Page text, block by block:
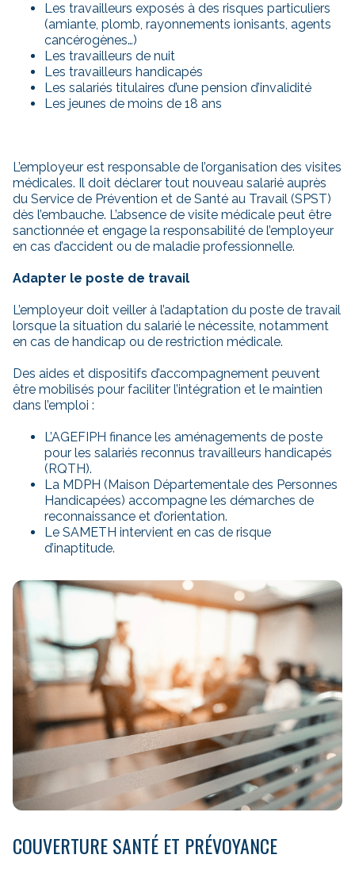
Les travailleurs exposés à des risques particuliers
(amiante, plomb, rayonnements ionisants, agents
cancérogènes…)
Les travailleurs de nuit
Les travailleurs handicapés
Les salariés titulaires d’une pension d’invalidité
Les jeunes de moins de 18 ans
L’employeur est responsable de l’organisation des visites
médicales. Il doit déclarer tout nouveau salarié auprès
du Service de Prévention et de Santé au Travail (SPST)
dès l’embauche. L’absence de visite médicale peut être
sanctionnée et engage la responsabilité de l’employeur
en cas d’accident ou de maladie professionnelle.
Adapter le poste de travail
L’employeur doit veiller à l’adaptation du poste de travail
lorsque la situation du salarié le nécessite, notamment
en cas de handicap ou de restriction médicale.
Des aides et dispositifs d’accompagnement peuvent
être mobilisés pour faciliter l’intégration et le maintien
dans l’emploi :
L’AGEFIPH finance les aménagements de poste
pour les salariés reconnus travailleurs handicapés
(RQTH).
La MDPH (Maison Départementale des Personnes
Handicapées) accompagne les démarches de
reconnaissance et d’orientation.
Le SAMETH intervient en cas de risque
d’inaptitude.
COUVERTURE SANTÉ ET PRÉVOYANCE